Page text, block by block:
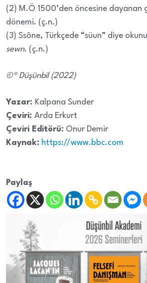
(2) M.Ö 1500’den öncesine dayanan
dönemi. (ç.n.)
(3) Ssōne, Türkçede “süun” diye
sewn. (ç.n.)
©® Düşünbil (2022)
Yazar: Kalpana Sunder
Çeviri: Arda Erkurt
Çeviri Editörü: Onur Demir
Kaynak: https://www.bbc.com
Paylaş